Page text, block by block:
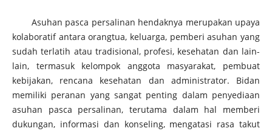
Asuhan pasca persalinan hendaknya merupakan upaya
kolaboratif antara orangtua, keluarga, pemberi asuhan yang
sudah terlatih atau tradisional, profesi, kesehatan dan lain-
lain, termasuk kelompok anggota masyarakat, pembuat
kebijakan, rencana kesehatan dan administrator. Bidan
memiliki peranan yang sangat penting dalam penyediaan
asuhan pasca persalinan, terutama dalam hal memberi
dukungan, informasi dan konseling, mengatasi rasa takut